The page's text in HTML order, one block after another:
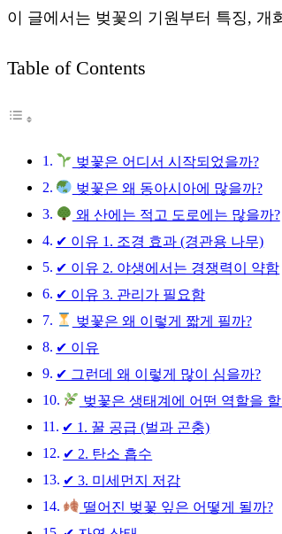
이 글에서는 벚꽃의 기원부터 특징, 개
Table of Contents
벚꽃은 어디서 시작되었을까?
벚꽃은 왜 동아시아에 많을까?
왜 산에는 적고 도로에는 많을까?
✔ 이유 1. 조경 효과 (경관용 나무)
✔ 이유 2. 야생에서는 경쟁력이 약함
✔ 이유 3. 관리가 필요함
벚꽃은 왜 이렇게 짧게 필까?
✔ 이유
✔ 그런데 왜 이렇게 많이 심을까?
벚꽃은 생태계에 어떤 역할을
✔ 1. 꿀 공급 (벌과 곤충)
✔ 2. 탄소 흡수
✔ 3. 미세먼지 저감
떨어진 벚꽃 잎은 어떻게 될까?